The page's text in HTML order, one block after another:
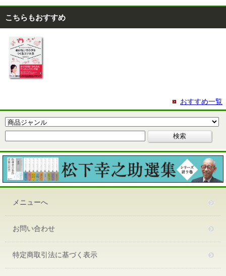
こちらもおすすめ
おすすめ一覧
メニューへ
お問い合わせ
特定商取引法に基づく表示